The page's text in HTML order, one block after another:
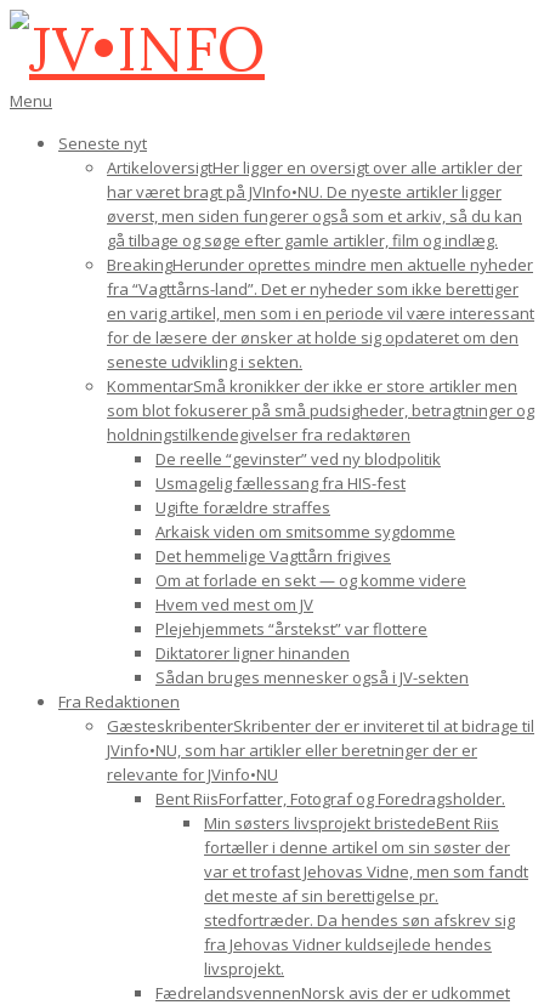
Gå
indhold
JV•INFO
Den
navigations-
Menu
Seneste nyt
ArtikeloversigtHer ligger en oversigt over alle artikler der
har været bragt på JVInfo•NU. De nyeste artikler ligger
øverst, men siden fungerer også som et arkiv, så du kan
gå tilbage og søge efter gamle artikler, film og indlæg.
BreakingHerunder oprettes mindre men aktuelle nyheder
fra “Vagttårns-land”. Det er nyheder som ikke berettiger
en varig artikel, men som i en periode vil være interessant
for de læsere der ønsker at holde sig opdateret om den
seneste udvikling i sekten.
KommentarSmå kronikker der ikke er store artikler men
som blot fokuserer på små pudsigheder, betragtninger og
holdningstilkendegivelser fra redaktøren
De reelle “gevinster” ved ny blodpolitik
Usmagelig fællessang fra HIS-fest
Ugifte forældre straffes
Arkaisk viden om smitsomme sygdomme
Det hemmelige Vagttårn frigives
Om at forlade en sekt — og komme videre
Hvem ved mest om JV
Plejehjemmets “årstekst” var flottere
Diktatorer ligner hinanden
Sådan bruges mennesker også i JV-sekten
Fra Redaktionen
GæsteskribenterSkribenter der er inviteret til at bidrage til
JVinfo•NU, som har artikler eller beretninger der er
relevante for JVinfo•NU
Bent RiisForfatter, Fotograf og Foredragsholder.
Min søsters livsprojekt bristedeBent Riis
fortæller i denne artikel om sin søster der
var et trofast Jehovas Vidne, men som fandt
det meste af sin berettigelse pr.
stedfortræder. Da hendes søn afskrev sig
fra Jehovas Vidner kuldsejlede hendes
livsprojekt.
FædrelandsvennenNorsk avis der er udkommet